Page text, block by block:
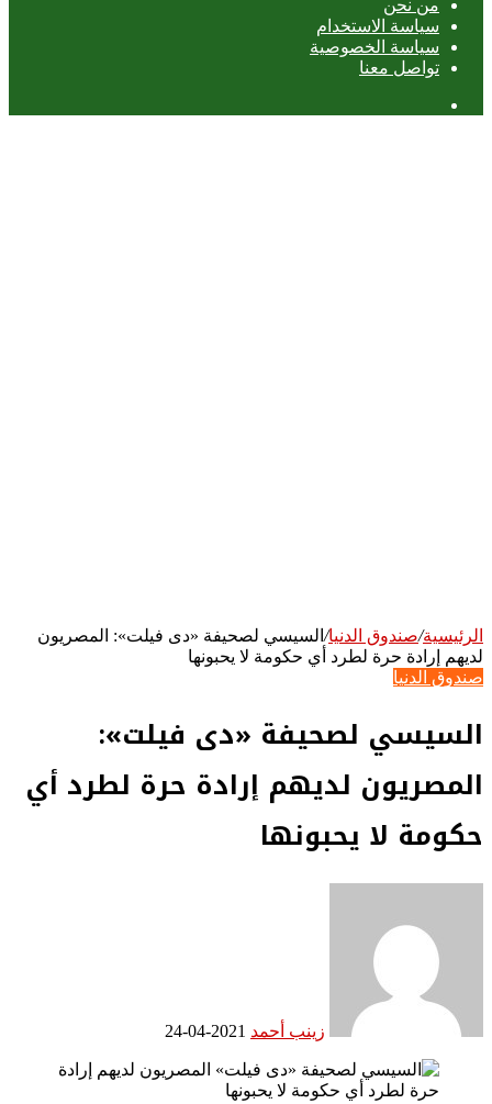
من نحن
سياسة الاستخدام
سياسة الخصوصية
تواصل معنا
الرئيسية/صندوق الدنيا/ السيسي لصحيفة «دى فيلت»: المصريون
لديهم إرادة حرة لطرد أي حكومة لا يحبونها
صندوق الدنيا
السيسي لصحيفة «دى فيلت»:
المصريون لديهم إرادة حرة لطرد أي
حكومة لا يحبونها
زينب أحمد 2021-04-24